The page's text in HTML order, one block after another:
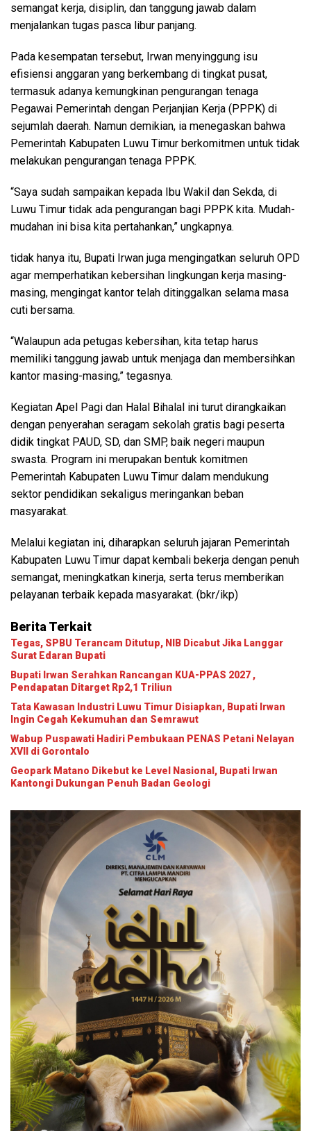
semangat kerja, disiplin, dan tanggung jawab dalam
menjalankan tugas pasca libur panjang.
Pada kesempatan tersebut, Irwan menyinggung isu
efisiensi anggaran yang berkembang di tingkat pusat,
termasuk adanya kemungkinan pengurangan tenaga
Pegawai Pemerintah dengan Perjanjian Kerja (PPPK) di
sejumlah daerah. Namun demikian, ia menegaskan bahwa
Pemerintah Kabupaten Luwu Timur berkomitmen untuk tidak
melakukan pengurangan tenaga PPPK.
“Saya sudah sampaikan kepada Ibu Wakil dan Sekda, di
Luwu Timur tidak ada pengurangan bagi PPPK kita. Mudah-
mudahan ini bisa kita pertahankan,” ungkapnya.
tidak hanya itu, Bupati Irwan juga mengingatkan seluruh OPD
agar memperhatikan kebersihan lingkungan kerja masing-
masing, mengingat kantor telah ditinggalkan selama masa
cuti bersama.
“Walaupun ada petugas kebersihan, kita tetap harus
memiliki tanggung jawab untuk menjaga dan membersihkan
kantor masing-masing,” tegasnya.
Kegiatan Apel Pagi dan Halal Bihalal ini turut dirangkaikan
dengan penyerahan seragam sekolah gratis bagi peserta
didik tingkat PAUD, SD, dan SMP, baik negeri maupun
swasta. Program ini merupakan bentuk komitmen
Pemerintah Kabupaten Luwu Timur dalam mendukung
sektor pendidikan sekaligus meringankan beban
masyarakat.
Melalui kegiatan ini, diharapkan seluruh jajaran Pemerintah
Kabupaten Luwu Timur dapat kembali bekerja dengan penuh
semangat, meningkatkan kinerja, serta terus memberikan
pelayanan terbaik kepada masyarakat. (bkr/ikp)
Berita Terkait
Tegas, SPBU Terancam Ditutup, NIB Dicabut Jika Langgar
Surat Edaran Bupati
Bupati Irwan Serahkan Rancangan KUA-PPAS 2027 ,
Pendapatan Ditarget Rp2,1 Triliun
Tata Kawasan Industri Luwu Timur Disiapkan, Bupati Irwan
Ingin Cegah Kekumuhan dan Semrawut
Wabup Puspawati Hadiri Pembukaan PENAS Petani Nelayan
XVII di Gorontalo
Geopark Matano Dikebut ke Level Nasional, Bupati Irwan
Kantongi Dukungan Penuh Badan Geologi